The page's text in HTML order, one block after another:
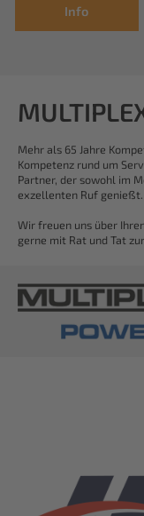
Info
Mehr als 65 Jahre
Kompetenz rund um
Partner, der sowohl im
exzellenten Ruf genießt.
Wir freuen uns über
gerne mit Rat und Tat